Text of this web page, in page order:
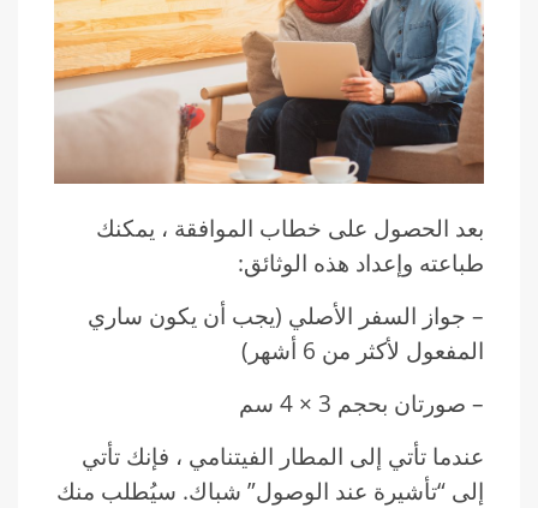
بعد الحصول على خطاب الموافقة ، يمكنك
طباعته وإعداد هذه الوثائق:
– جواز السفر الأصلي (يجب أن يكون ساري
المفعول لأكثر من 6 أشهر)
– صورتان بحجم 3 × 4 سم
عندما تأتي إلى المطار الفيتنامي ، فإنك تأتي
إلى “تأشيرة عند الوصول” شباك. سيُطلب منك